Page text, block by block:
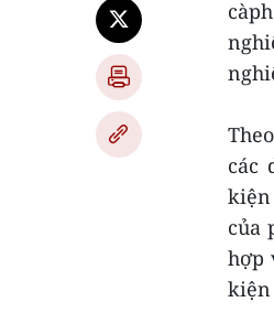
các
kiện
của
hợp
kiện